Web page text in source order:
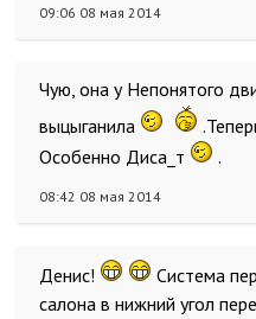
09:06 08 мая 2014
Чую, она у Непонятого
выцыганила
Особенно Диса_т
.
08:42 08 мая 2014
Денис!
Система
салона в нижний угол